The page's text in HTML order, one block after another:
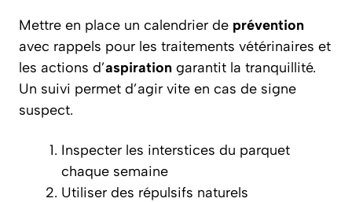
Mettre en place un calendrier de prévention
avec rappels pour les traitements vétérinaires et
les actions d’aspiration garantit la tranquillité.
Un suivi permet d’agir vite en cas de signe
suspect.
Inspecter les interstices du parquet
chaque semaine
Utiliser des répulsifs naturels